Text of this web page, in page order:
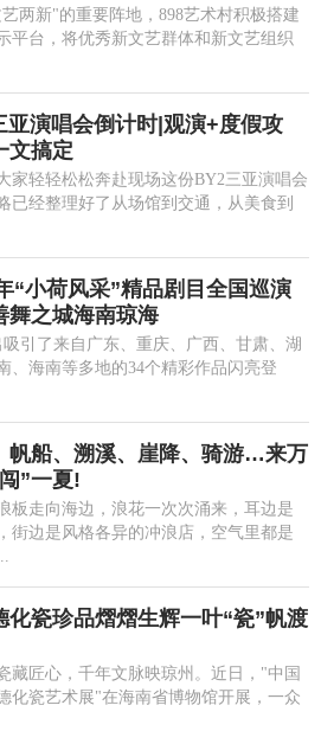
两新"的重要阵地，898艺术村积极搭建
平台，将优秀新文艺群体和新文艺组织
亚演唱会倒计时|观演+度假攻
文搞定
家轻轻松松奔赴现场这份BY2三亚演唱会
已经整理好了从场馆到交通，从美食到
“小荷风采”精品剧目全国巡演
舞之城海南琼海
吸引了来自广东、重庆、广西、甘肃、湖
、海南等多地的34个精彩作品闪亮登
帆船、溯溪、崖降、骑游…来万
”一夏!
板走向海边，浪花一次次涌来，耳边是
街边是风格各异的冲浪店，空气里都是
化瓷珍品熠熠生辉一叶“瓷”帆渡
藏匠心，千年文脉映琼州。近日，"中国
瓷艺术展"在海南省博物馆开展，一众